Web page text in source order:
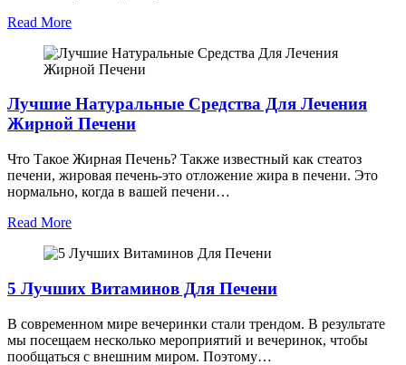
Read More
Лучшие Натуральные Средства Для Лечения
Жирной Печени
Что Такое Жирная Печень? Также известный как стеатоз
печени, жировая печень-это отложение жира в печени. Это
нормально, когда в вашей печени…
Read More
5 Лучших Витаминов Для Печени
В современном мире вечеринки стали трендом. В результате
мы посещаем несколько мероприятий и вечеринок, чтобы
пообщаться с внешним миром. Поэтому…